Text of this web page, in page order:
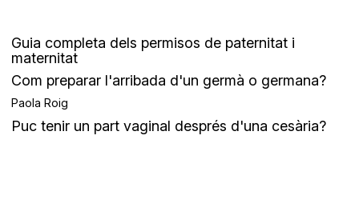
Guia completa dels permisos de paternitat i
maternitat
Com preparar l'arribada d'un germà o germana?
Paola Roig
Puc tenir un part vaginal després d'una cesària?